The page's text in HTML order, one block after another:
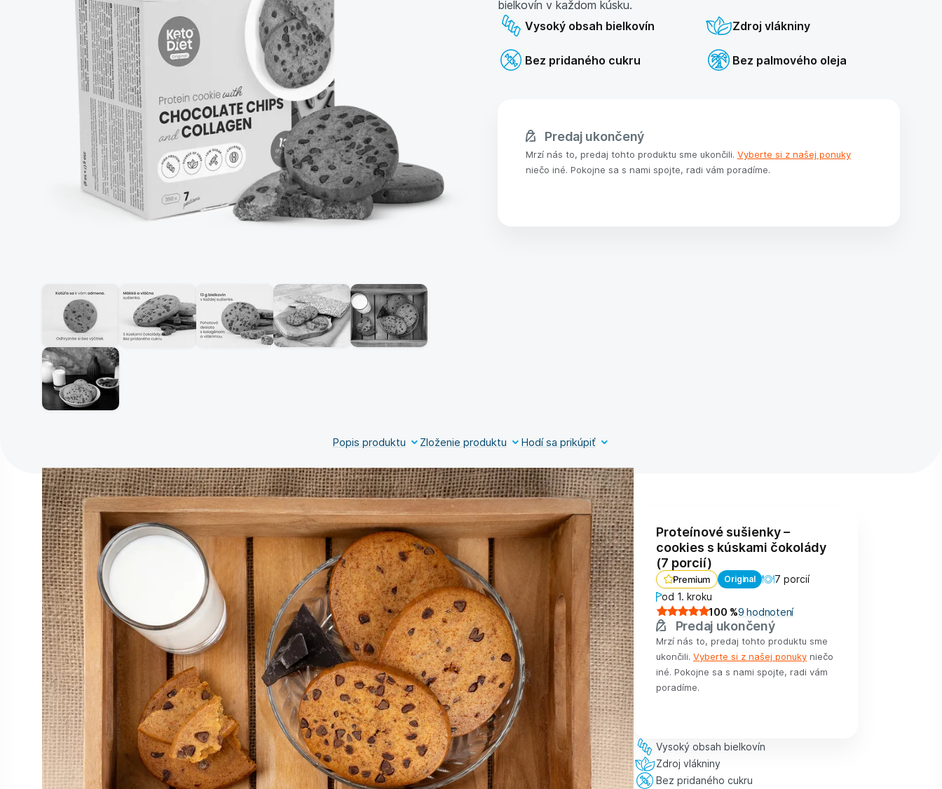
bielkovín v každom kúsku.
Vysoký obsah bielkovín
Zdroj vlákniny
Bez pridaného cukru Bez palmového oleja
Predaj ukončený
Mrzí nás to, predaj tohto produktu sme ukončili. Vyberte si z našej ponuky
niečo iné. Pokojne sa s nami spojte, radi vám poradíme.
Popis produktu Zloženie produktu Hodí sa prikúpiť
Proteínové sušienky –
cookies s kúskami čokolády
(7 porcií)
Premium Original
7 porcií
od 1. kroku
100 %9 hodnotení
Predaj ukončený
Mrzí nás to, predaj tohto produktu sme
ukončili. Vyberte si z našej ponuky niečo
iné. Pokojne sa s nami spojte, radi vám
poradíme.
Vysoký obsah bielkovín
Zdroj vlákniny
Bez pridaného cukru